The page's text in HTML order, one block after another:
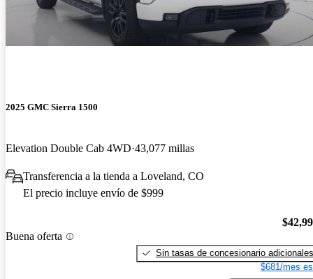
2025 GMC Sierra 1500
Elevation Double Cab 4WD 43,077 millas
Transferencia a la tienda a Loveland, CO
El precio incluye envío de $999
Buena oferta
Sin tasas de concesionario adicionales
$681/mes